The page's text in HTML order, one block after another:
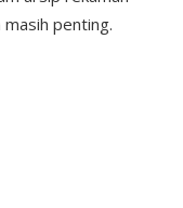
penting.